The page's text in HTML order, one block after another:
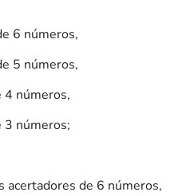
6 números,
5 números,
4 números,
3 números;
de 6 números,